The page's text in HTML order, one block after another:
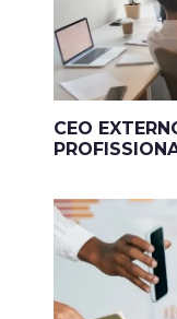
CEO